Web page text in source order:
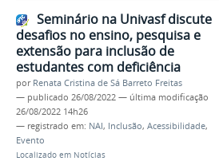
Seminário na Univasf discute
desafios no ensino, pesquisa e
extensão para inclusão de
estudantes com deficiência
por Renata Cristina de Sá Barreto Freitas
— publicado 26/08/2022 — última modificação
26/08/2022 14h26
— registrado em: NAI, Inclusão, Acessibilidade,
Evento
Localizado em Notícias